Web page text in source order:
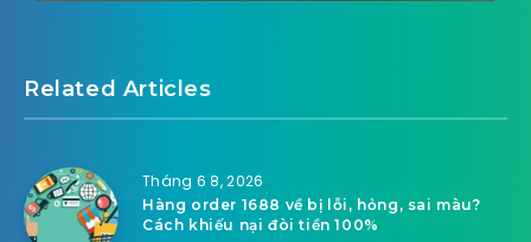
Related Articles
Tháng 6 8, 2026
Hàng order 1688 về bị lỗi, hỏng, sai màu?
Cách khiếu nại đòi tiền 100%